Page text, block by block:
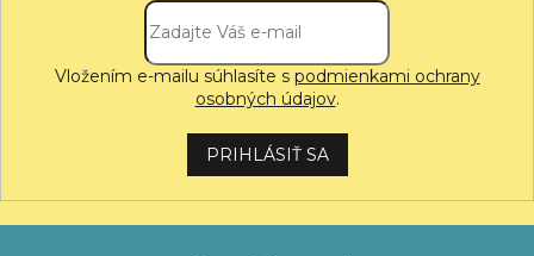
Vložením e-mailu súhlasíte s podmienkami ochrany
osobných údajov.
PRIHLÁSIŤ SA